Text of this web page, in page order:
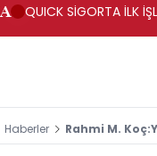
QUICK SİGORTA İLK
Haberler Rahmi M.